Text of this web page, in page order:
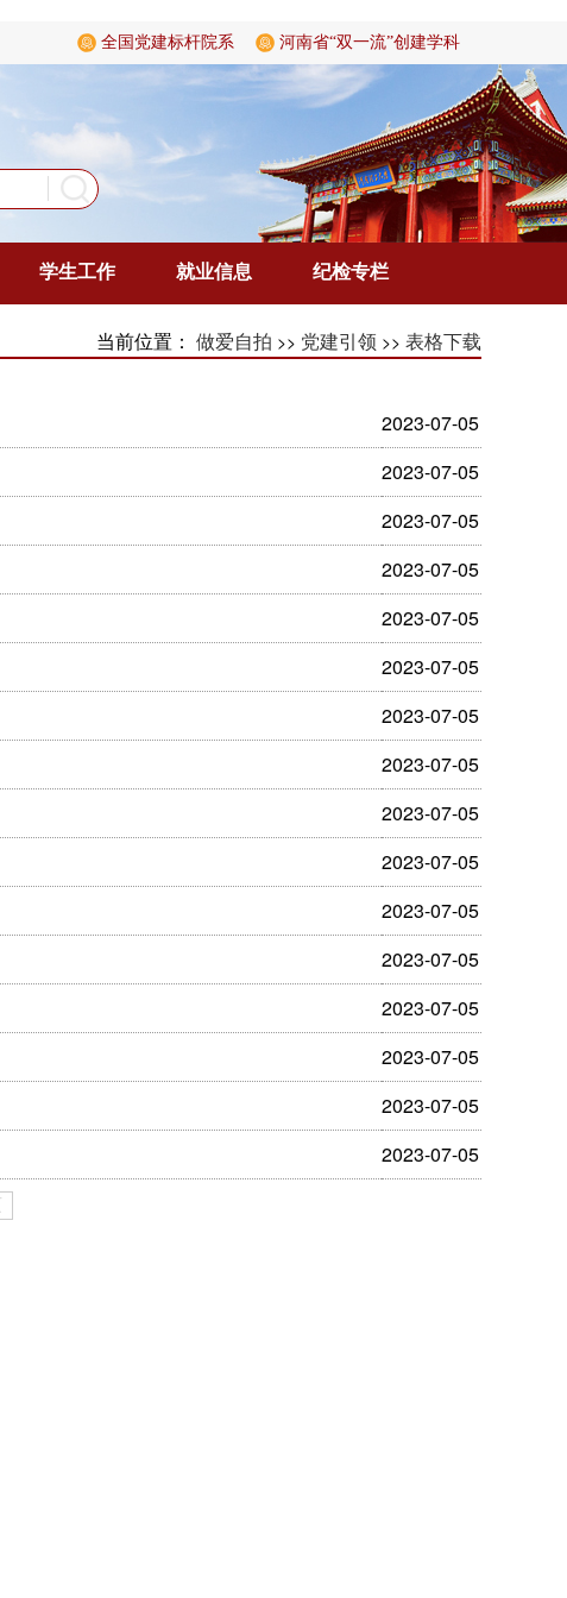
全国党建标杆院系 河南省“双一流”创建学科
学生工作 就业信息 纪检专栏
当前位置： 做爱自拍 >> 党建引领 >> 表格下载
2023-07-05
2023-07-05
2023-07-05
2023-07-05
2023-07-05
2023-07-05
2023-07-05
2023-07-05
2023-07-05
2023-07-05
2023-07-05
2023-07-05
2023-07-05
2023-07-05
2023-07-05
2023-07-05